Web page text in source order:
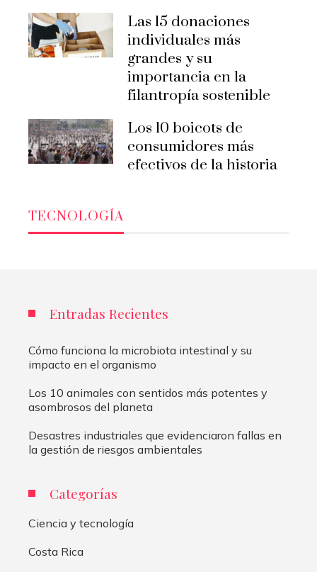
Las 15 donaciones
individuales más
grandes y su
importancia en la
filantropía sostenible
Los 10 boicots de
consumidores más
efectivos de la historia
TECNOLOGÍA
Entradas Recientes
Cómo funciona la microbiota intestinal y su
impacto en el organismo
Los 10 animales con sentidos más potentes y
asombrosos del planeta
Desastres industriales que evidenciaron fallas en
la gestión de riesgos ambientales
Categorías
Ciencia y tecnología
Costa Rica